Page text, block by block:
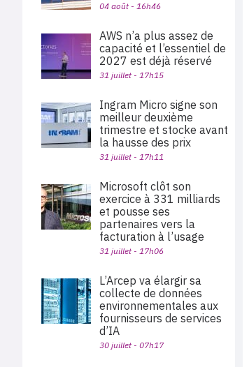
04 août - 16h46
AWS n’a plus assez de
capacité et l’essentiel de
2027 est déjà réservé
31 juillet - 17h15
Ingram Micro signe son
meilleur deuxième
trimestre et stocke avant
la hausse des prix
31 juillet - 17h11
Microsoft clôt son
exercice à 331 milliards
et pousse ses
partenaires vers la
facturation à l’usage
31 juillet - 17h06
L’Arcep va élargir sa
collecte de données
environnementales aux
fournisseurs de services
d’IA
30 juillet - 07h17